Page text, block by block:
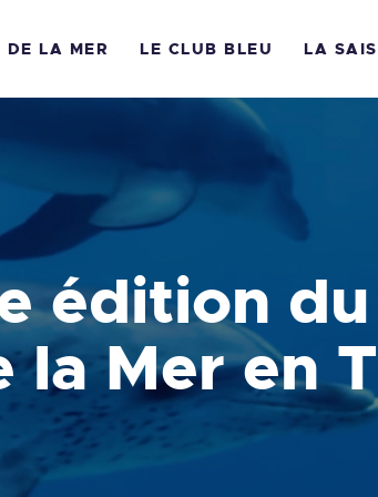
DE LA MER LE CLUB BLEU LA
édition
la Mer en
MONDIAL
FORUM DE LA
DE LA MER
CLUB BLEU
SAISON BLEUE